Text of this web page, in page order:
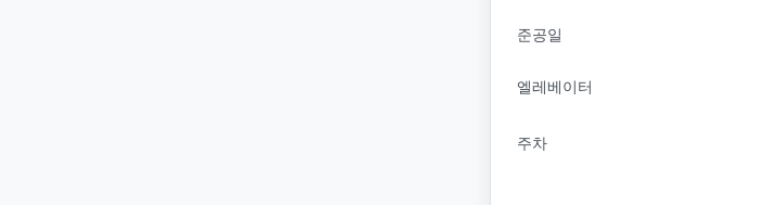
준공일
엘레베이터
주차